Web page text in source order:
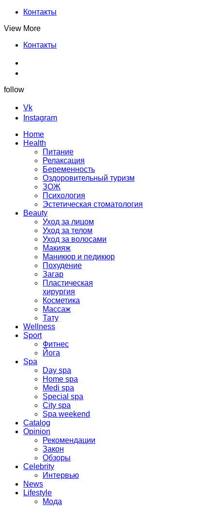
Контакты
View More
Контакты
follow
Vk
Instagram
Home
Health
Питание
Релаксация
Беременность
Оздоровительный туризм
ЗОЖ
Психология
Эстетическая стоматология
Beauty
Уход за лицом
Уход за телом
Уход за волосами
Макияж
Маникюр и педикюр
Похудение
Загар
Пластическая
хирургия
Косметика
Массаж
Тату
Wellness
Sport
Фитнес
Йога
Spa
Day spa
Home spa
Medi spa
Special spa
City spa
Spa weekend
Catalog
Opinion
Рекомендации
Закон
Обзоры
Celebrity
Интервью
News
Lifestyle
Мода